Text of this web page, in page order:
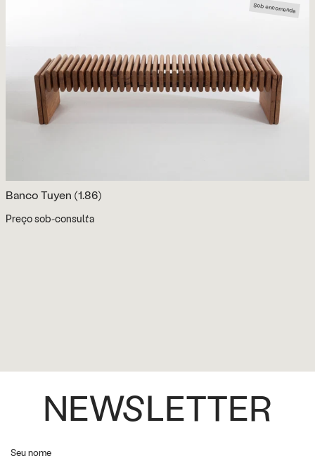
Sob encomenda
Banco Tuyen (1.86)
Preço sob-consulta
NEWSLETTER